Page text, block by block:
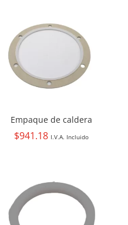
Empaque de caldera
$941.18 I.V.A. Incluido